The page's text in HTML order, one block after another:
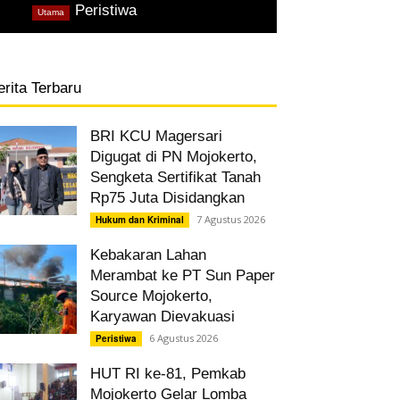
Peristiwa,
Utama
Terbaru
BRI KCU Magersari
Digugat di PN Mojokerto,
Sengketa Sertifikat Tanah
Rp75 Juta Disidangkan
Hukum dan Kriminal 7 Agustus 2026
Kebakaran Lahan
Merambat ke PT Sun Paper
Source Mojokerto,
Karyawan Dievakuasi
Peristiwa 6 Agustus 2026
HUT RI ke-81, Pemkab
Mojokerto Gelar Lomba